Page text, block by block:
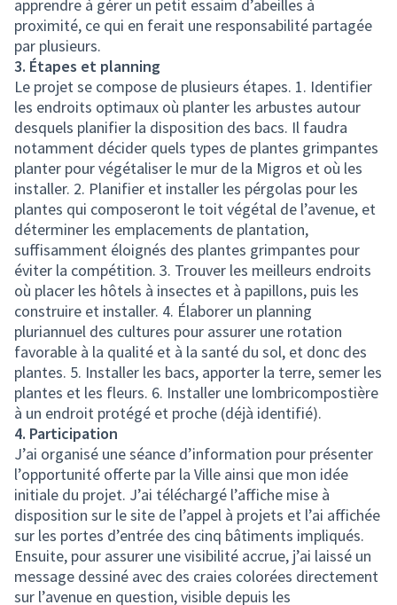
apprendre à gérer un petit essaim d’abeilles à
proximité, ce qui en ferait une responsabilité partagée
par plusieurs.
3. Étapes et planning
Le projet se compose de plusieurs étapes. 1. Identifier
les endroits optimaux où planter les arbustes autour
desquels planifier la disposition des bacs. Il faudra
notamment décider quels types de plantes grimpantes
planter pour végétaliser le mur de la Migros et où les
installer. 2. Planifier et installer les pérgolas pour les
plantes qui composeront le toit végétal de l’avenue, et
déterminer les emplacements de plantation,
suffisamment éloignés des plantes grimpantes pour
éviter la compétition. 3. Trouver les meilleurs endroits
où placer les hôtels à insectes et à papillons, puis les
construire et installer. 4. Élaborer un planning
pluriannuel des cultures pour assurer une rotation
favorable à la qualité et à la santé du sol, et donc des
plantes. 5. Installer les bacs, apporter la terre, semer les
plantes et les fleurs. 6. Installer une lombricompostière
à un endroit protégé et proche (déjà identifié).
4. Participation
J’ai organisé une séance d’information pour présenter
l’opportunité offerte par la Ville ainsi que mon idée
initiale du projet. J’ai téléchargé l’affiche mise à
disposition sur le site de l’appel à projets et l’ai affichée
sur les portes d’entrée des cinq bâtiments impliqués.
Ensuite, pour assurer une visibilité accrue, j’ai laissé un
message dessiné avec des craies colorées directement
sur l’avenue en question, visible depuis les